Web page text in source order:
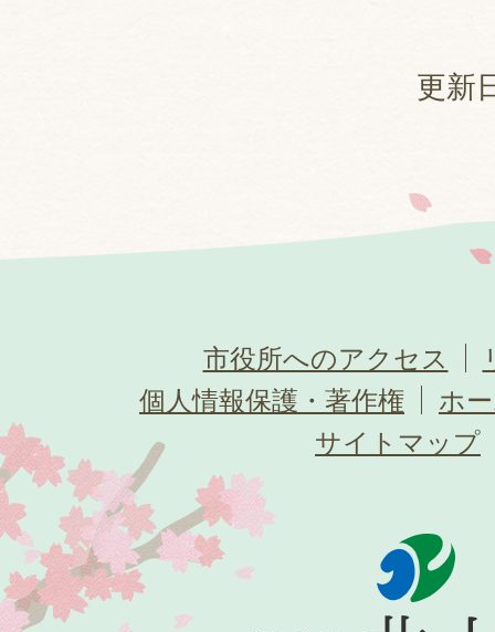
更新
市役所へのアクセス
個人情報保護・著作権
ホ
サイトマップ